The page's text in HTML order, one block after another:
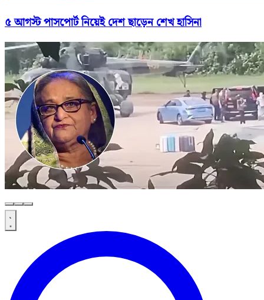
৫ আগস্ট পাসপোর্ট নিয়েই দেশ ছাড়েন শেখ হাসিনা